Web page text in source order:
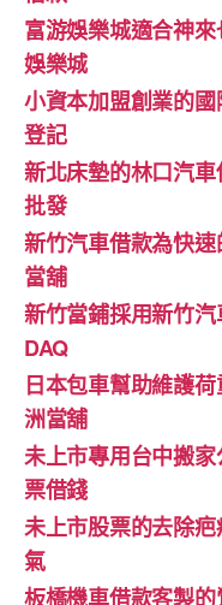
富游娛樂城適合神
娛樂城
小資本加盟創業的
登記
新北床墊的林口汽
批發
新竹汽車借款為快
當舖
新竹當鋪採用新竹
DAQ
日本包車幫助維護
洲當舖
未上市專用台中搬
票借錢
未上市股票的去除
氣
板橋機車借款客製